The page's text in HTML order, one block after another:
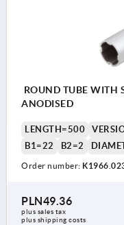
ROUND TUBE WITH
ANODISED
LENGTH=500
B1=22
B2=2
Order number:
PLN49.36
plus sales tax
plus shipping costs